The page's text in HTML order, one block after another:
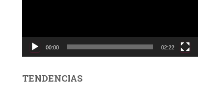
c
d
00:00 02:22
TENDENCIAS